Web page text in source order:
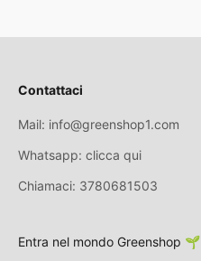
Contattaci
Mail: info@greenshop1.com
Whatsapp: clicca qui
Chiamaci: 3780681503
Entra nel mondo Greenshop 🌱